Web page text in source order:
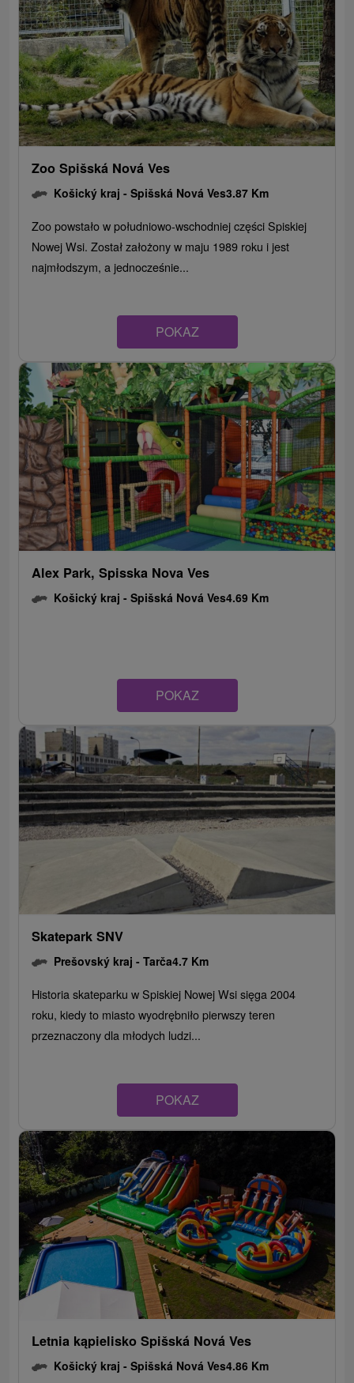
Zoo Spišská Nová Ves
Košický kraj -Spišská Nová Ves3.87 Km
Zoo powstało w południowo-wschodniej części Spiskiej
Nowej Wsi. Został założony w maju 1989 roku i jest
najmłodszym, a jednocześnie...
POKAZ
Alex Park, Spisska Nova Ves
Košický kraj -Spišská Nová Ves4.69 Km
POKAZ
Skatepark SNV
Prešovský kraj -Tarča4.7 Km
Historia skateparku w Spiskiej Nowej Wsi sięga 2004
roku, kiedy to miasto wyodrębniło pierwszy teren
przeznaczony dla młodych ludzi...
POKAZ
Letnia kąpielisko Spišská Nová Ves
Košický kraj -Spišská Nová Ves4.86 Km